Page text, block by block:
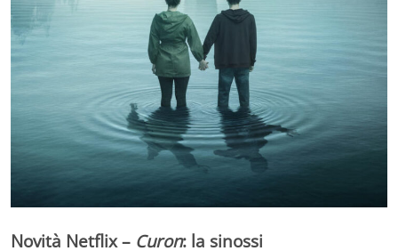
Novità Netflix – Curon: la sinossi